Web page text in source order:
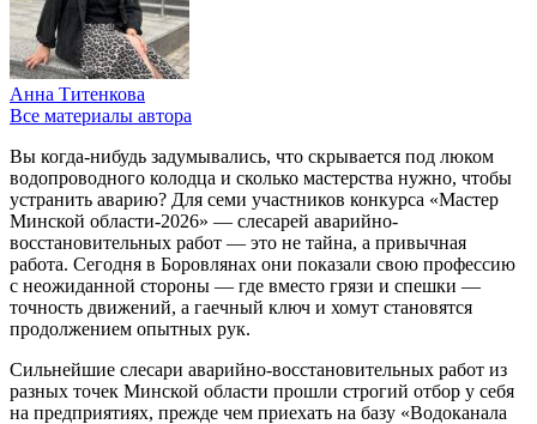
Анна Титенкова
Все материалы автора
Вы когда-нибудь задумывались, что скрывается под люком
водопроводного колодца и сколько мастерства нужно, чтобы
устранить аварию? Для семи участников конкурса «Мастер
Минской области-2026» — слесарей аварийно-
восстановительных работ — это не тайна, а привычная
работа. Сегодня в Боровлянах они показали свою профессию
с неожиданной стороны — где вместо грязи и спешки —
точность движений, а гаечный ключ и хомут становятся
продолжением опытных рук.
Сильнейшие слесари аварийно-восстановительных работ из
разных точек Минской области прошли строгий отбор у себя
на предприятиях, прежде чем приехать на базу «Водоканала